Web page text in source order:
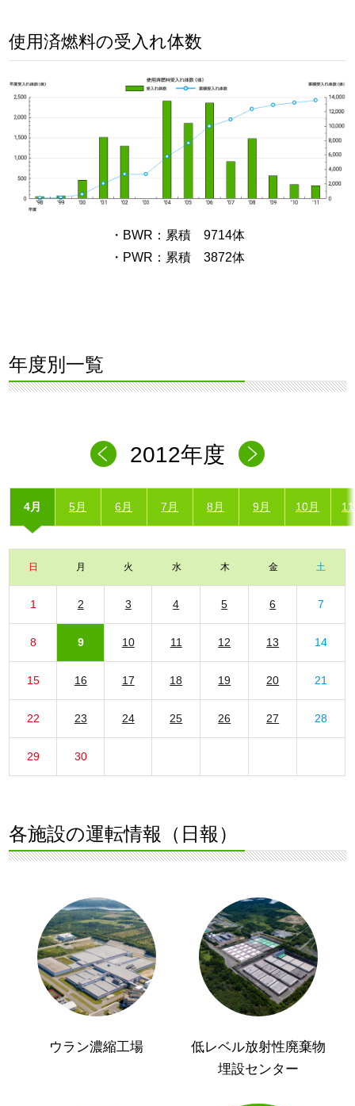
使用済燃料の受入れ体数
・BWR：累積 9714体
・PWR：累積 3872体
年度別一覧
2012年度
4月 5月 6月 7月 8月 9月 10月
日 月 火 水 木 金 土
1 2 3 4 5 6 7
8 9 10 11 12 13 14
15 16 17 18 19 20 21
22 23 24 25 26 27 28
29 30
各施設の運転情報（日報）
ウラン濃縮工場
低レベル放射性廃棄物
埋設センター